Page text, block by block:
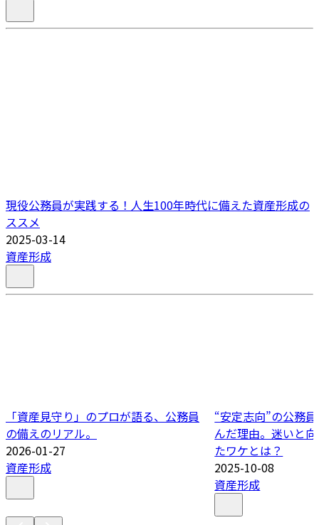
現役公務員が実践する！人生100年時代に備えた資産形成の
ススメ
2025-03-14
資産形成
「資産見守り」のプロが語る、公務員
の備えのリアル。
2026-01-27
資産形成
“安定志向”の公務
んだ理由。迷いと
たワケとは？
2025-10-08
資産形成